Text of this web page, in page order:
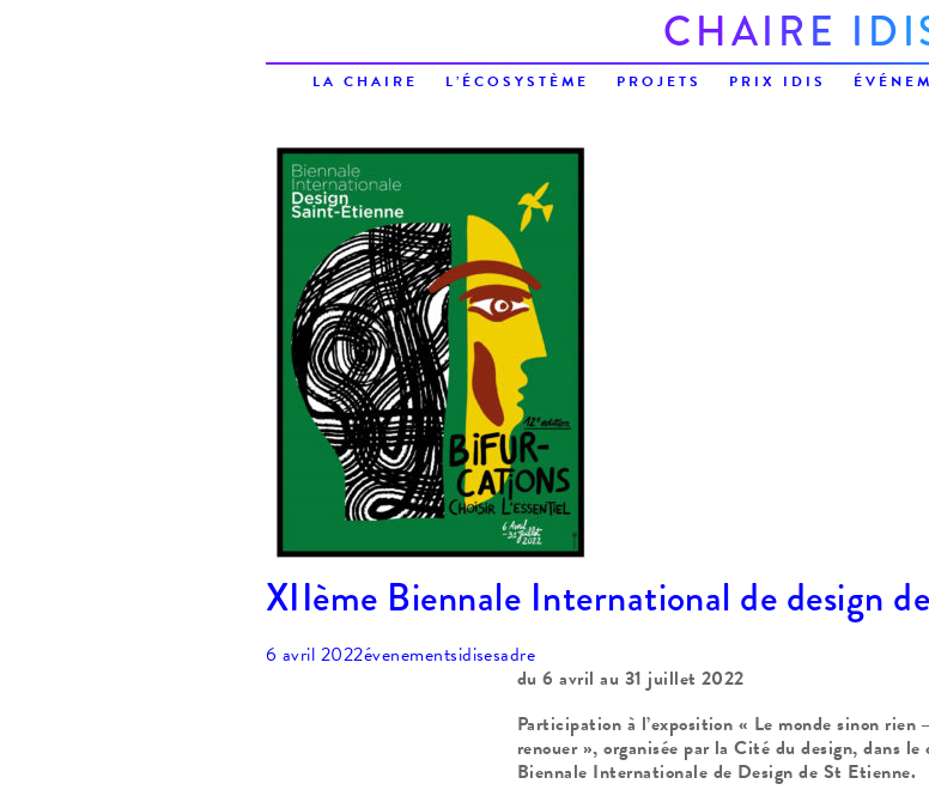
CHAIRE IDI
LA CHAIRE L’ÉCOSYSTÈME PROJETS PRIX IDIS
XIIème Biennale International de design
6 avril 2022évenementsidisesadre
du 6 avril au 31 juillet 2022
Participation à l’exposition « Le monde sinon rien
renouer », organisée par la Cité du design, dans le
Biennale Internationale de Design de St Etienne.